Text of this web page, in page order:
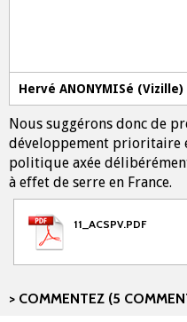
Hervé ANONYMISé (Vizille)
Nous suggérons donc de
développement prioritaire
politique axée
à effet de serre en France.
11_ACSPV.PDF
COMMENTEZ (5